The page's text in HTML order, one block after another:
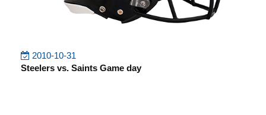
2010-10-31
Steelers vs. Saints Game day